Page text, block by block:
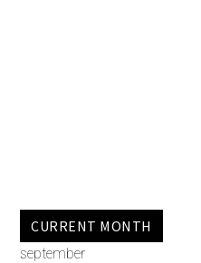
CURRENT MONTH
september